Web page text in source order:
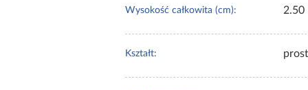
Wysokość całkowita (cm): 2.50
Kształt: